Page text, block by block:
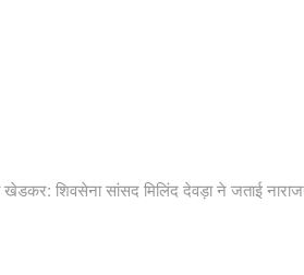
शिवसेना सांसद मिलिंद देवड़ा ने जताई